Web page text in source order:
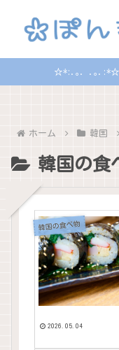
☆*:.｡. .｡
ホーム 韓国
韓国の食
韓国の食べ物
2026.05.04